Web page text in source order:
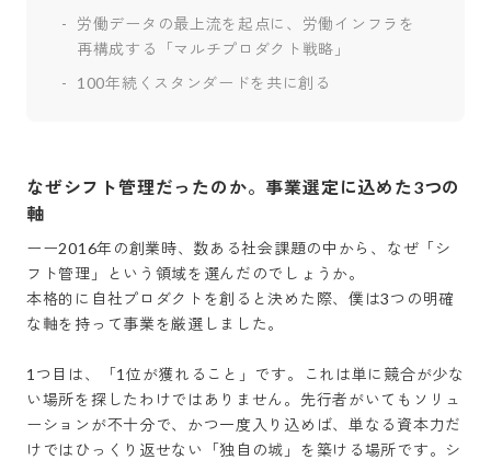
労働データの最上流を起点に、労働インフラを
再構成する「マルチプロダクト戦略」
100年続くスタンダードを共に創る
なぜシフト管理だったのか。事業選定に込めた3つの
軸
ーー2016年の創業時、数ある社会課題の中から、なぜ「シ
フト管理」という領域を選んだのでしょうか。
本格的に自社プロダクトを創ると決めた際、僕は3つの明確
な軸を持って事業を厳選しました。
1つ目は、「1位が獲れること」です。これは単に競合が少な
い場所を探したわけではありません。先行者がいてもソリュ
ーションが不十分で、かつ一度入り込めば、単なる資本力だ
けではひっくり返せない「独自の城」を築ける場所です。シ